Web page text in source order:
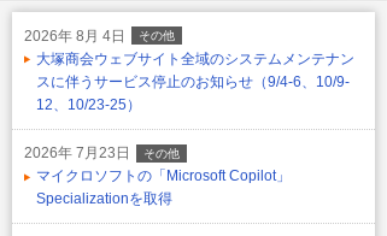
2026年 8月 4日 その他
大塚商会ウェブサイト全域のシステムメンテナン
スに伴うサービス停止のお知らせ（9/4-6、10/9-
12、10/23-25）
2026年 7月23日 その他
マイクロソフトの「Microsoft Copilot」
Specializationを取得